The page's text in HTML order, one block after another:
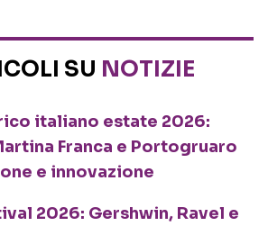
SU NOTIZIE
italiano estate 2026:
Franca e Portogruaro
e innovazione
2026: Gershwin, Ravel e